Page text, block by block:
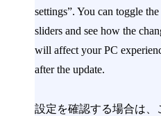
settings”. You can toggle the
sliders and see how the
will affect your PC
after the update.
設定を確認する場合は、